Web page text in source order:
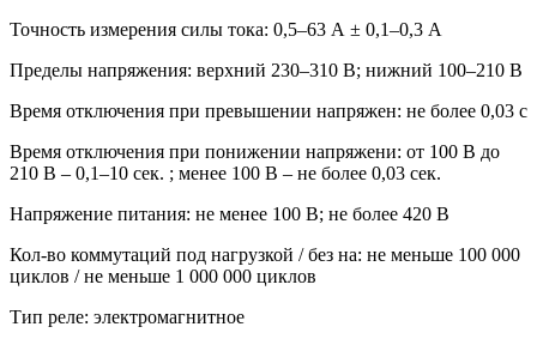
Точность измерения силы тока: 0,5–63 А ± 0,1–0,3 А
Пределы напряжения: верхний 230–310 В; нижний 100–210 В
Время отключения при превышении напряжен: не более 0,03 с
Время отключения при понижении напряжени: от 100 В до
210 В – 0,1–10 cек. ; менее 100 В – не более 0,03 сек.
Напряжение питания: не менее 100 В; не более 420 В
Кол-во коммутаций под нагрузкой / без на: не меньше 100 000
циклов / не меньше 1 000 000 циклов
Тип реле: электромагнитное